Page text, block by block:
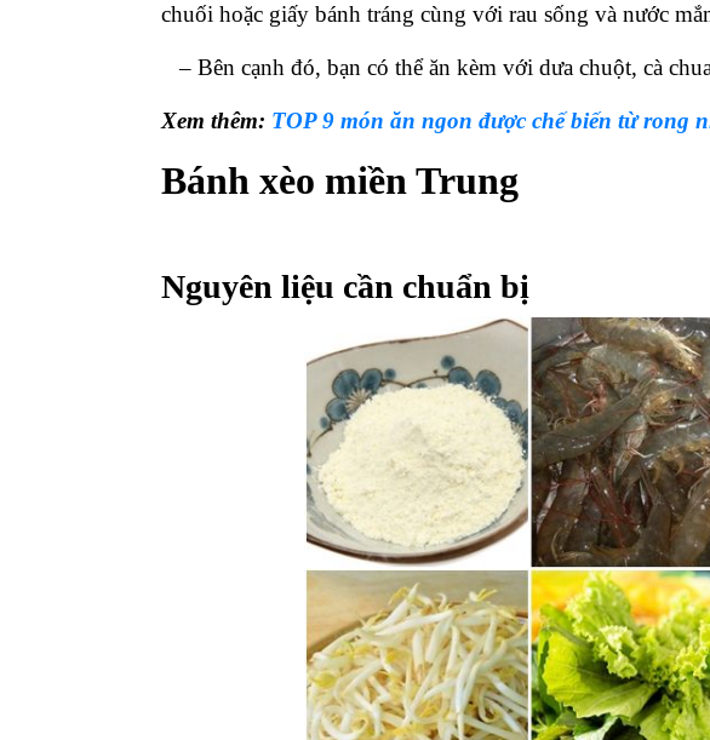
chuối hoặc giấy bánh tráng cùng với rau sống và nước
– Bên cạnh đó, bạn có thể ăn kèm với dưa chuột, cà
Xem thêm: TOP 9 món ăn ngon được chế biến từ rong
Bánh xèo miền Trung
Nguyên liệu cần chuẩn bị